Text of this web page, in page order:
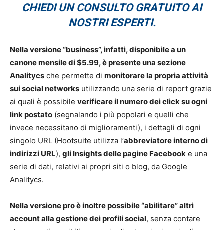
CHIEDI UN CONSULTO GRATUITO AI
NOSTRI ESPERTI.
Nella versione “business”, infatti, disponibile a un
canone mensile di $5.99, è presente una sezione
Analitycs che permette di monitorare la propria attività
sui social networks utilizzando una serie di report grazie
ai quali è possibile verificare il numero dei click su ogni
link postato (segnalando i più popolari e quelli che
invece necessitano di miglioramenti), i dettagli di ogni
singolo URL (Hootsuite utilizza l’abbreviatore interno di
indirizzi URL), gli Insights delle pagine Facebook e una
serie di dati, relativi ai propri siti o blog, da Google
Analitycs.
Nella versione pro è inoltre possibile “abilitare” altri
account alla gestione dei profili social, senza contare